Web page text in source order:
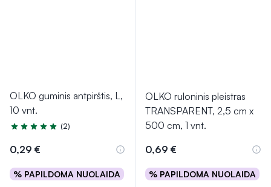
OLKO guminis antpirštis, L,
10 vnt.
Įvertinimas 4.5 iš 5
(2)
0,29 €
% PAPILDOMA NUOLAIDA
OLKO ruloninis pleistras
TRANSPARENT, 2,5 cm x
500 cm, 1 vnt.
0,69 €
% PAPILDOMA NUOLAIDA